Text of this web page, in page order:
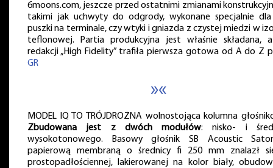
6moons.com, jeszcze przed ostatnimi zmianami
takimi jak uchwyty do odgrody, wykonane specjalnie dla
puszki na terminale, czy wtyki i gniazda z czystej miedzi w
teflonowej. Partia produkcyjna jest właśnie składana,
redakcji „High Fidelity” trafiła pierwsza gotowa od A do Z
GR
»«
MODEL IQ TO TRÓJDROŻNA wolnostojąca kolumna
Zbudowana jest z dwóch modułów: nisko- i
wysokotonowego. Basowy głośnik SB Acoustic
papierową membraną o średnicy fi 250 mm znalazł
prostopadłościennej, lakierowanej na kolor biały,